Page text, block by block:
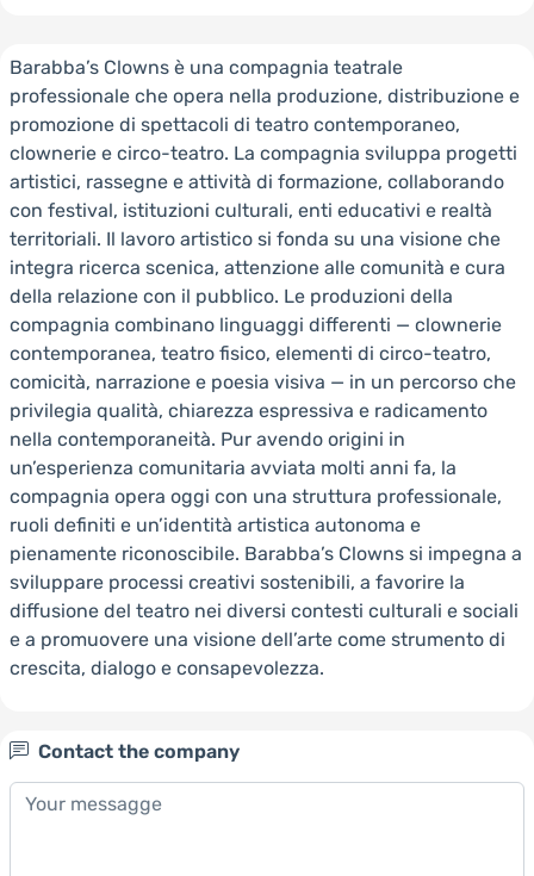
Barabba’s Clowns è una compagnia teatrale
professionale che opera nella produzione, distribuzione e
promozione di spettacoli di teatro contemporaneo,
clownerie e circo-teatro. La compagnia sviluppa progetti
artistici, rassegne e attività di formazione, collaborando
con festival, istituzioni culturali, enti educativi e realtà
territoriali. Il lavoro artistico si fonda su una visione che
integra ricerca scenica, attenzione alle comunità e cura
della relazione con il pubblico. Le produzioni della
compagnia combinano linguaggi differenti — clownerie
contemporanea, teatro fisico, elementi di circo-teatro,
comicità, narrazione e poesia visiva — in un percorso che
privilegia qualità, chiarezza espressiva e radicamento
nella contemporaneità. Pur avendo origini in
un’esperienza comunitaria avviata molti anni fa, la
compagnia opera oggi con una struttura professionale,
ruoli definiti e un’identità artistica autonoma e
pienamente riconoscibile. Barabba’s Clowns si impegna a
sviluppare processi creativi sostenibili, a favorire la
diffusione del teatro nei diversi contesti culturali e sociali
e a promuovere una visione dell’arte come strumento di
crescita, dialogo e consapevolezza.
Contact the company